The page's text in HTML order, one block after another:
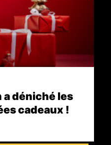
a déniché les
cadeaux !